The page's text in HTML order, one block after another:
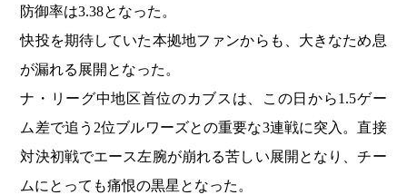
防御率は3.38となった。
快投を期待していた本拠地ファンからも、大きなため息
が漏れる展開となった。
ナ・リーグ中地区首位のカブスは、この日から1.5ゲー
ム差で追う2位ブルワーズとの重要な3連戦に突入。直接
対決初戦でエース左腕が崩れる苦しい展開となり、チー
ムにとっても痛恨の黒星となった。